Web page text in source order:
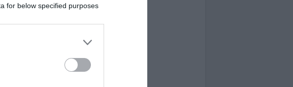
for below specified purposes